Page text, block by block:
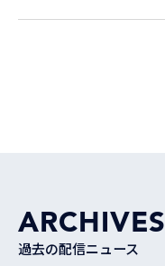
ARCHIVES
過去の配信ニュース